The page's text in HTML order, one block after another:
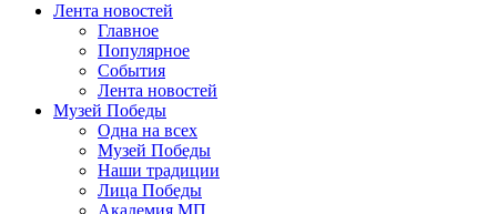
Лента новостей
Главное
Популярное
События
Лента новостей
Музей Победы
Одна на всех
Музей Победы
Наши традиции
Лица Победы
Академия МП